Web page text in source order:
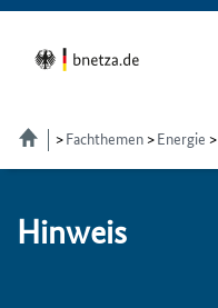
Fachthemen Energie
Hin­weis